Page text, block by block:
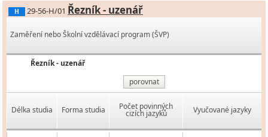
H 29-56-H/01 Řezník - uzenář
Zaměření nebo Školní vzdělávací program (ŠVP)
Řezník - uzenář
porovnat
Délka studia Forma studia Počet povinných
cizích jazyků Vyučované jazyky